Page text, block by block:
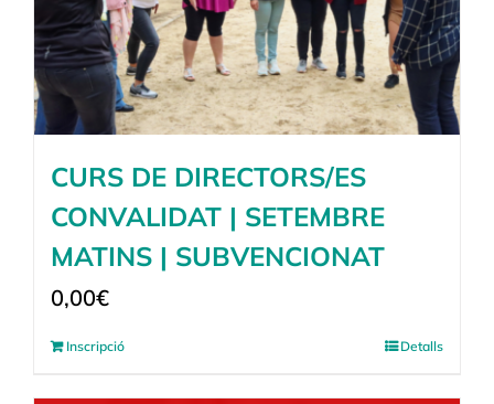
CURS DE DIRECTORS/ES
CONVALIDAT | SETEMBRE
MATINS | SUBVENCIONAT
0,00€
Inscripció Detalls